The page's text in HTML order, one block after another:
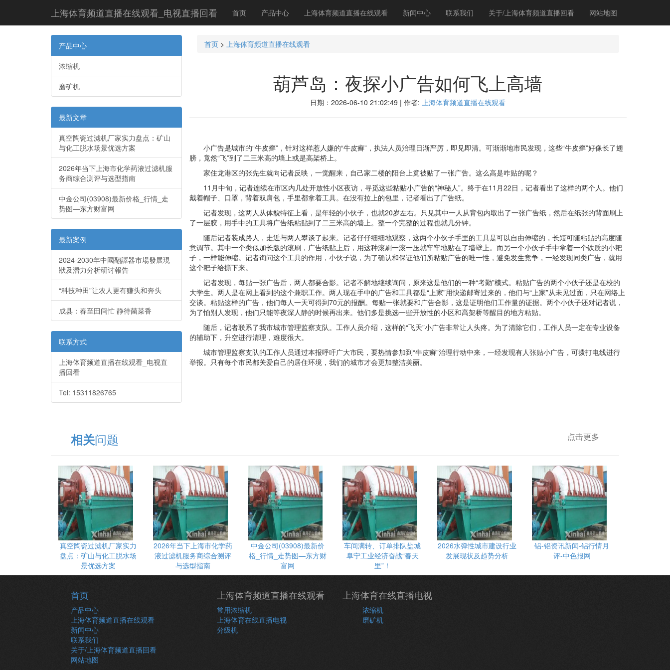
上海体育频道直播在线观看_电视直播回看 首页 产品中心 上海体育频道直播在线观看 新闻中心 联系我们 关于/上海体育频道直播回看 网站地图
产品中心
浓缩机
磨矿机
最新文章
真空陶瓷过滤机厂家实力盘点：矿山
与化工脱水场景优选方案
2026年当下上海市化学药液过滤机服
务商综合测评与选型指南
中金公司(03908)最新价格_行情_走
势图—东方财富网
最新案例
2024-2030年中國翻譯器市場發展現
狀及潛力分析研讨報告
“科技种田”让农人更有赚头和奔头
成县：春至田间忙 静待菌菜香
联系方式
上海体育频道直播在线观看_电视直
播回看
Tel: 15311826765
首页> 上海体育频道直播在线观看
葫芦岛：夜探小广告如何飞上高墙
日期：2026-06-10 21:02:49 | 作者:上海体育频道直播在线观看
小广告是城市的“牛皮癣”，针对这样惹人嫌的“牛皮癣”，执法人员治理日渐严厉，即见即清。可渐渐地市民发现，这些“牛皮癣”好像长了翅
膀，竟然“飞”到了二三米高的墙上或是高架桥上。
家住龙港区的张先生就向记者反映，一觉醒来，自己家二楼的阳台上竟被贴了一张广告。这么高是咋贴的呢？
11月中旬，记者连续在市区内几处开放性小区夜访，寻觅这些粘贴小广告的“神秘人”。终于在11月22日，记者看出了这样的两个人。他们
戴着帽子、口罩，背着双肩包，手里都拿着工具。在没有拉上的包里，记者看出了广告纸。
记者发现，这两人从体貌特征上看，是年轻的小伙子，也就20岁左右。只见其中一人从背包内取出了一张广告纸，然后在纸张的背面刷上
了一层胶，用手中的工具将广告纸粘贴到了二三米高的墙上。整一个完整的过程也就几分钟。
随后记者装成路人，走近与两人攀谈了起来。记者仔仔细细地观察，这两个小伙子手里的工具是可以自由伸缩的，长短可随粘贴的高度随
意调节。其中一个类似加长版的滚刷，广告纸贴上后，用这种滚刷一滚一压就牢牢地贴在了墙壁上。而另一个小伙子手中拿着一个铁质的小耙
子，一样能伸缩。记者询问这个工具的作用，小伙子说，为了确认和保证他们所粘贴广告的唯一性，避免发生竞争，一经发现同类广告，就用
这个耙子给撕下来。
记者发现，每贴一张广告后，两人都要合影。记者不解地继续询问，原来这是他们的一种“考勤”模式。粘贴广告的两个小伙子还是在校的
大学生。两人是在网上看到的这个兼职工作。两人现在手中的广告和工具都是“上家”用快递邮寄过来的，他们与“上家”从未见过面，只在网络上
交谈。粘贴这样的广告，他们每人一天可得到70元的报酬。每贴一张就要和广告合影，这是证明他们工作量的证据。两个小伙子还对记者说，
为了怕别人发现，他们只能等夜深人静的时候再出来。他们多是挑选一些开放性的小区和高架桥等醒目的地方粘贴。
随后，记者联系了我市城市管理监察支队。工作人员介绍，这样的“飞天”小广告非常让人头疼。为了清除它们，工作人员一定在专业设备
的辅助下，升空进行清理，难度很大。
城市管理监察支队的工作人员通过本报呼吁广大市民，要热情参加到“牛皮癣”治理行动中来，一经发现有人张贴小广告，可拨打电线进行
举报。只有每个市民都关爱自己的居住环境，我们的城市才会更加整洁美丽。
相关问题 点击更多
真空陶瓷过滤机厂家实力
盘点：矿山与化工脱水场
景优选方案
2026年当下上海市化学药
液过滤机服务商综合测评
与选型指南
中金公司(03908)最新价
格_行情_走势图—东方财
富网
车间满转、订单排队盐城
阜宁工业经济奋战“春天
里”！
2026水弹性城市建设行业
发展现状及趋势分析
铝-铝资讯新闻-铝行情月
评-中色报网
首页
产品中心
上海体育频道直播在线观看
新闻中心
联系我们
关于/上海体育频道直播回看
网站地图
上海体育频道直播在线观看
常用浓缩机
上海体育在线直播电视
分级机
上海体育在线直播电视
浓缩机
磨矿机